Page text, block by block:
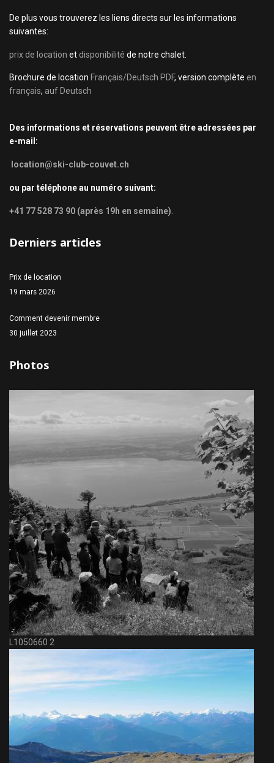
De plus vous trouverez les liens directs sur les informations
suivantes:
prix de location et disponibilité de notre chalet.
Brochure de location Français/Deutsch PDF, version complète en
français, auf Deutsch
Des informations et réservations peuvent être adressées par
e-mail:
location@ski-club-couvet.ch
ou par téléphone au numéro suivant:
+41 77 528 73 90 (après 19h en semaine)
Derniers articles
Prix de location
19 mars 2026
Comment devenir membre
30 juillet 2023
Photos
L1050660 2